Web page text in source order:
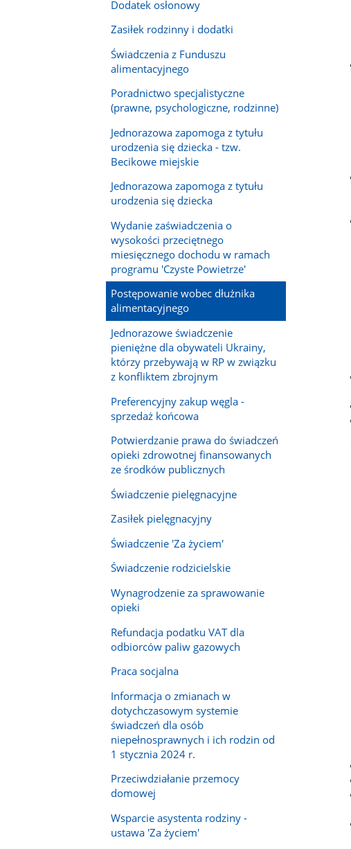
Dodatek osłonowy
Zasiłek rodzinny i dodatki
Świadczenia z Funduszu
alimentacyjnego
Poradnictwo specjalistyczne
(prawne, psychologiczne, rodzinne)
Jednorazowa zapomoga z tytułu
urodzenia się dziecka - tzw.
Becikowe miejskie
Jednorazowa zapomoga z tytułu
urodzenia się dziecka
Wydanie zaświadczenia o
wysokości przeciętnego
miesięcznego dochodu w ramach
programu 'Czyste Powietrze'
Postępowanie wobec dłużnika
alimentacyjnego
Jednorazowe świadczenie
pieniężne dla obywateli Ukrainy,
którzy przebywają w RP w związku
z konfliktem zbrojnym
Preferencyjny zakup węgla -
sprzedaż końcowa
Potwierdzanie prawa do świadczeń
opieki zdrowotnej finansowanych
ze środków publicznych
Świadczenie pielęgnacyjne
Zasiłek pielęgnacyjny
Świadczenie 'Za życiem'
Świadczenie rodzicielskie
Wynagrodzenie za sprawowanie
opieki
Refundacja podatku VAT dla
odbiorców paliw gazowych
Praca socjalna
Informacja o zmianach w
dotychczasowym systemie
świadczeń dla osób
niepełnosprawnych i ich rodzin od
1 stycznia 2024 r.
Przeciwdziałanie przemocy
domowej
Wsparcie asystenta rodziny -
ustawa 'Za życiem'